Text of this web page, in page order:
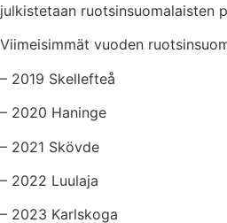
julkistetaan ruotsinsuomalaisten
Viimeisimmät vuoden
– 2019 Skellefteå
– 2020 Haninge
– 2021 Skövde
– 2022 Luulaja
– 2023 Karlskoga